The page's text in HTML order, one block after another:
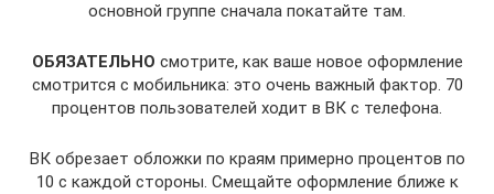
основной группе сначала покатайте там.
ОБЯЗАТЕЛЬНО смотрите, как ваше новое оформление
смотрится с мобильника: это очень важный фактор. 70
процентов пользователей ходит в ВК с телефона.
ВК обрезает обложки по краям примерно процентов по
10 с каждой стороны. Смещайте оформление ближе к